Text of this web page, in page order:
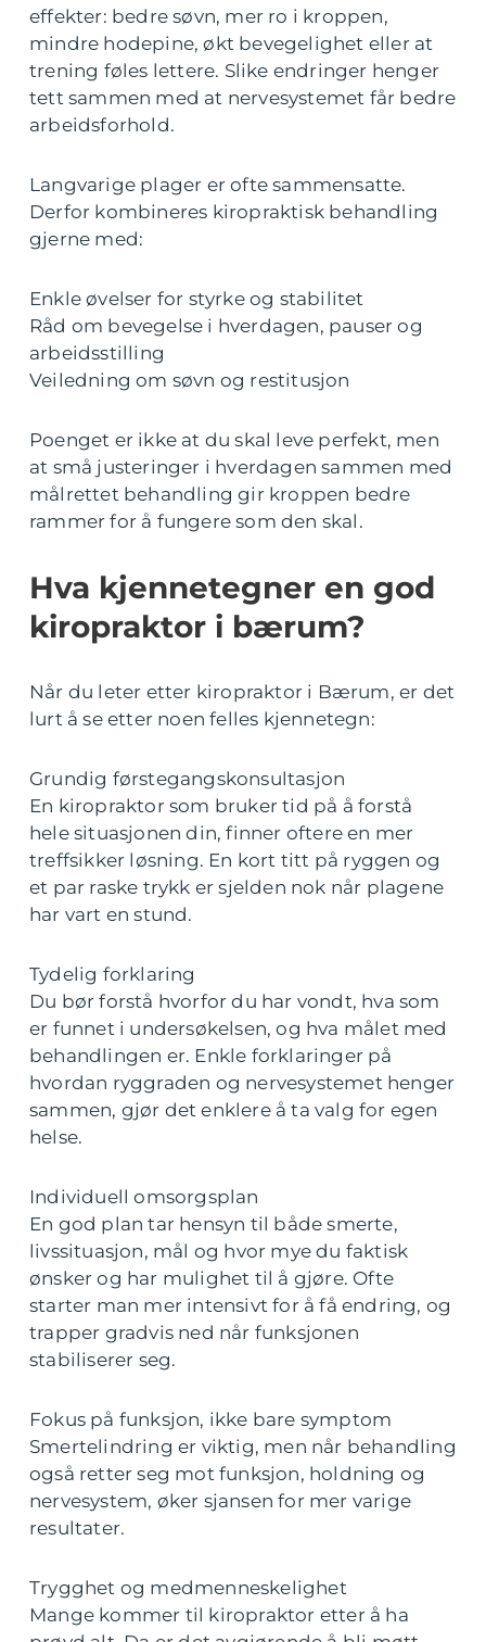
effekter: bedre søvn, mer ro i kroppen,
mindre hodepine, økt bevegelighet eller at
trening føles lettere. Slike endringer henger
tett sammen med at nervesystemet får bedre
arbeidsforhold.
Langvarige plager er ofte sammensatte.
Derfor kombineres kiropraktisk behandling
gjerne med:
Enkle øvelser for styrke og stabilitet
Råd om bevegelse i hverdagen, pauser og
arbeidsstilling
Veiledning om søvn og restitusjon
Poenget er ikke at du skal leve perfekt, men
at små justeringer i hverdagen sammen med
målrettet behandling gir kroppen bedre
rammer for å fungere som den skal.
Hva kjennetegner en god
kiropraktor i bærum?
Når du leter etter kiropraktor i Bærum, er det
lurt å se etter noen felles kjennetegn:
Grundig førstegangskonsultasjon
En kiropraktor som bruker tid på å forstå
hele situasjonen din, finner oftere en mer
treffsikker løsning. En kort titt på ryggen og
et par raske trykk er sjelden nok når plagene
har vart en stund.
Tydelig forklaring
Du bør forstå hvorfor du har vondt, hva som
er funnet i undersøkelsen, og hva målet med
behandlingen er. Enkle forklaringer på
hvordan ryggraden og nervesystemet henger
sammen, gjør det enklere å ta valg for egen
helse.
Individuell omsorgsplan
En god plan tar hensyn til både smerte,
livssituasjon, mål og hvor mye du faktisk
ønsker og har mulighet til å gjøre. Ofte
starter man mer intensivt for å få endring, og
trapper gradvis ned når funksjonen
stabiliserer seg.
Fokus på funksjon, ikke bare symptom
Smertelindring er viktig, men når behandling
også retter seg mot funksjon, holdning og
nervesystem, øker sjansen for mer varige
resultater.
Trygghet og medmenneskelighet
Mange kommer til kiropraktor etter å ha